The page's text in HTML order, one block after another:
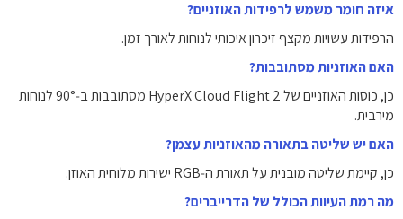
איזה חומר משמש לרפידות האוזניים?
הרפידות עשויות מקצף זיכרון איכותי לנוחות לאורך זמן.
האם האוזניות מסתובבות?
כן, כוסות האוזניים של HyperX Cloud Flight 2 מסתובבות ב‑90° לנוחות
מירבית.
האם יש שליטה בתאורה מהאוזניות עצמן?
כן, קיימת שליטה מובנית על תאורת ה‑RGB ישירות מלוחית האוזן.
מה רמת העיוות הכולל של הדרייברים?